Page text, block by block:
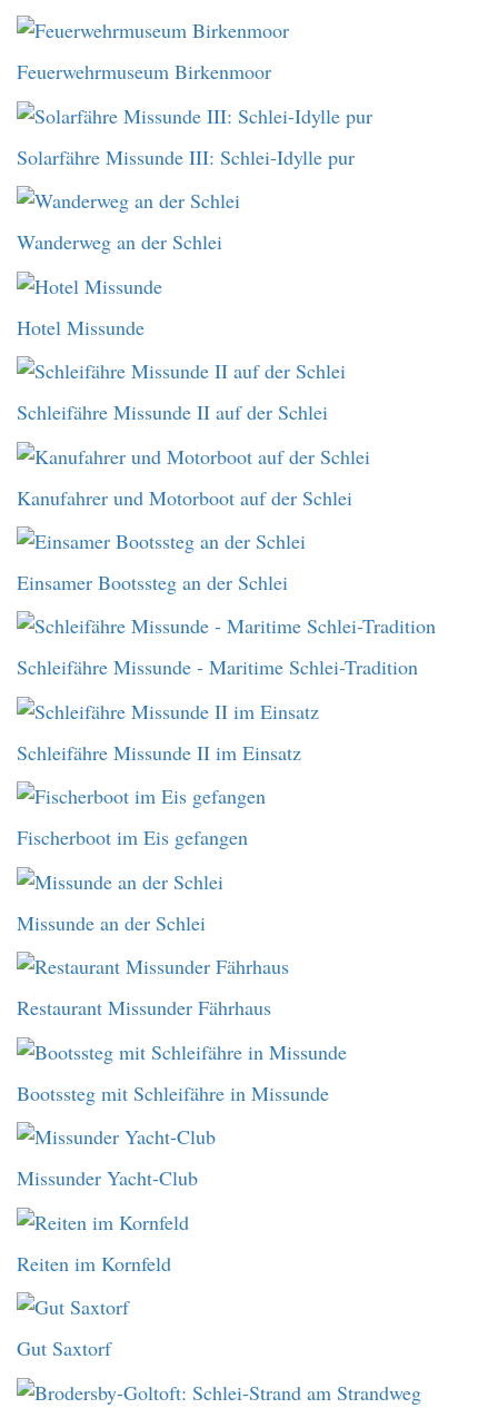
Feuerwehrmuseum Birkenmoor
Solarfähre Missunde III: Schlei-Idylle pur
Wanderweg an der Schlei
Hotel Missunde
Schleifähre Missunde II auf der Schlei
Kanufahrer und Motorboot auf der Schlei
Einsamer Bootssteg an der Schlei
Schleifähre Missunde - Maritime Schlei-Tradition
Schleifähre Missunde II im Einsatz
Fischerboot im Eis gefangen
Missunde an der Schlei
Restaurant Missunder Fährhaus
Bootssteg mit Schleifähre in Missunde
Missunder Yacht-Club
Reiten im Kornfeld
Gut Saxtorf